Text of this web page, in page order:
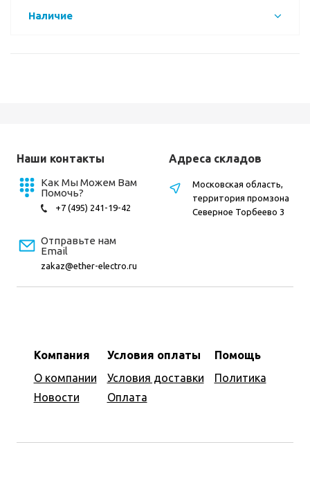
Наличие
Наши контакты
Как Мы Можем Вам
Помочь?
+7 (495) 241-19-42
Отправьте нам
Email
zakaz@ether-electro.ru
Компания
О компании
Новости
Условия оплаты
Условия доставки
Оплата
Помощь
Политика
Адреса складов
Московская область,
территория промзона
Северное Торбеево 3